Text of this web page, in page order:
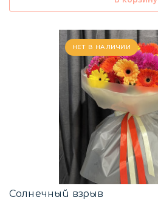
НЕТ В НАЛИЧИИ
Солнечный взрыв